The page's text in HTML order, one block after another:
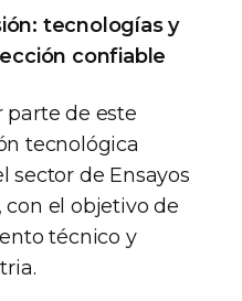
tecnologías y
confiable
parte de este
tecnológica
sector de Ensayos
con el objetivo de
técnico y